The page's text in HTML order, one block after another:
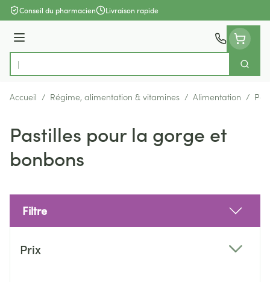
Aller au contenu
Conseil du pharmacien Livraison rapide
Menu
Rechercher
Accueil / Régime, alimentation & vitamines / Alimentation /
Pastilles pour la gorge et
bonbons
Filtre
Prix